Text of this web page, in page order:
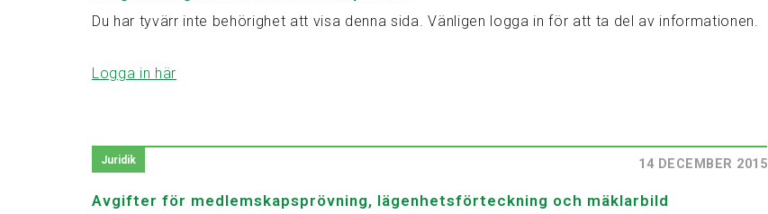
Du har tyvärr inte behörighet att visa denna sida. Vänligen logga in för att ta del av informationen.
Logga in här
Juridik
Avgifter för medlemskapsprövning, lägenhetsförteckning och mäklarbild
14 DECEMBER 2015